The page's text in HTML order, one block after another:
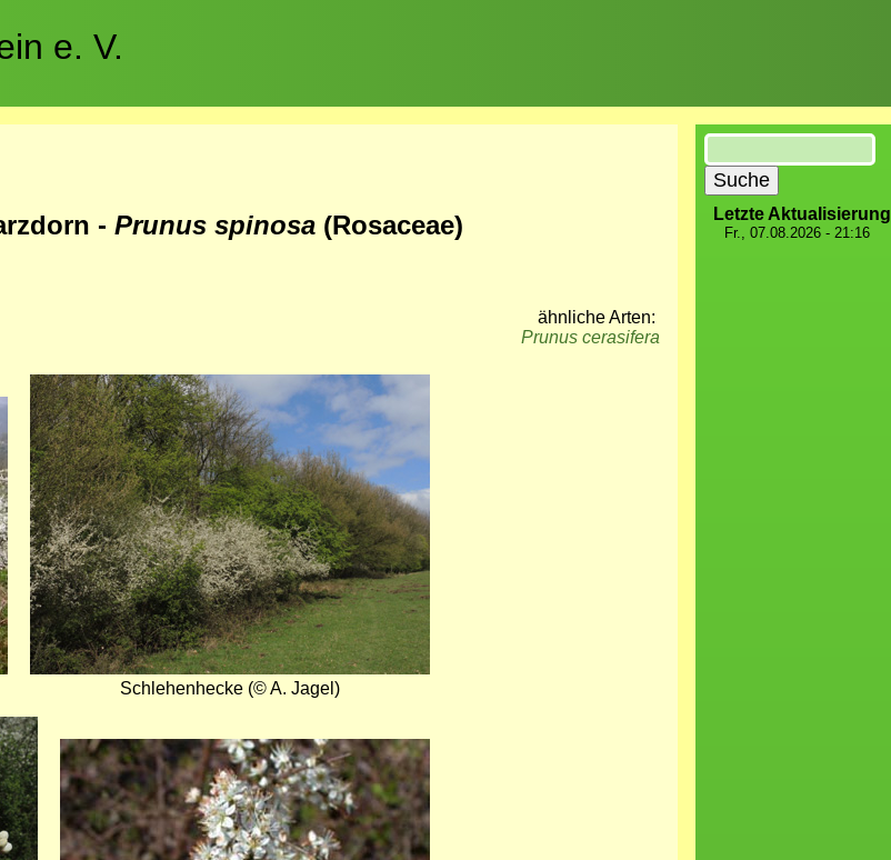
e. V.
- Prunus spinosa (Rosaceae)
ähnliche Arten:
Prunus cerasifera
Bild
Schlehenhecke (© A. Jagel)
Bild
Suche
Letzte Aktualisierung
Fr., 07.08.2026 - 21:16